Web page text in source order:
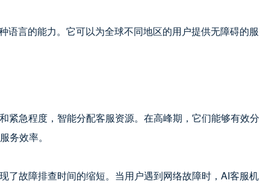
语言的能力。它可以为全球不同地区的用户提供无障碍的服
紧急程度，智能分配客服资源。在高峰期，它们能够有效分
务效率。
了故障排查时间的缩短。当用户遇到网络故障时，AI客服机